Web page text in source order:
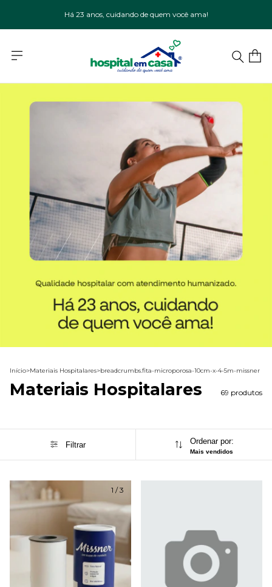
Há 23 anos, cuidando de quem você ama!
Início>Materiais Hospitalares>breadcrumbs.fita-microporosa-10cm-x-4-5m-missner
Materiais Hospitalares 69 produtos
Filtrar Ordenar por:
Mais vendidos
1 /3